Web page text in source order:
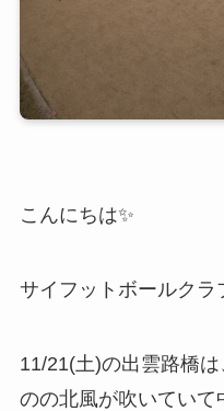
こんにちは✨
サイフットボールクラ
11/21(土)の出雲路橋
のの北風が吹いていて